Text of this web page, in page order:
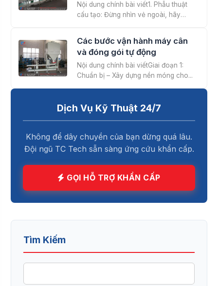
Nội dung chính bài viết1. Phẫu thuật
cấu tạo: Đừng nhìn vẻ ngoài, hãy
Các bước vận hành máy cân
và đóng gói tự động
Nội dung chính bài viếtGiai đoạn 1:
Chuẩn bị – Xây dựng nền móng cho...
Dịch Vụ Kỹ Thuật 24/7
Không để dây chuyền của bạn dừng quá lâu.
Đội ngũ TC Tech sẵn sàng ứng cứu khẩn cấp.
GỌI HỖ TRỢ KHẨN CẤP
Tìm Kiếm